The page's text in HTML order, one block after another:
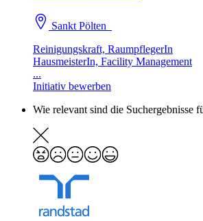
Sankt Pölten
Reinigungskraft, RaumpflegerIn
HausmeisterIn, Facility Management
...
Initiativ bewerben
Wie relevant sind die Suchergebnisse